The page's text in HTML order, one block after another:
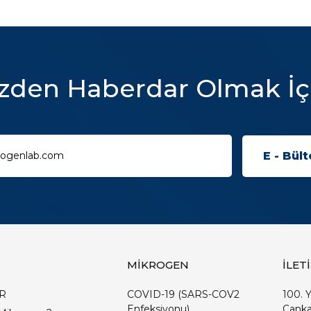
Haberdar Olmak
MİKROGEN
COVID-19 (SARS-COV2
100.